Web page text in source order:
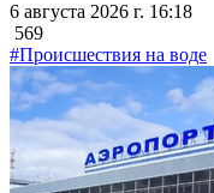
6 августа 2026 г. 16:18
569
#Происшествия на воде